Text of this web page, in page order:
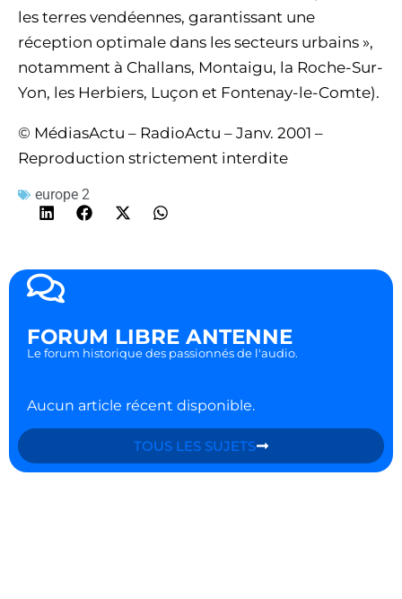
les terres vendéennes, garantissant une
réception optimale dans les secteurs urbains »,
notamment à Challans, Montaigu, la Roche-Sur-
Yon, les Herbiers, Luçon et Fontenay-le-Comte).
© MédiasActu – RadioActu – Janv. 2001 –
Reproduction strictement interdite
europe 2
FORUM LIBRE ANTENNE
Le forum historique des passionnés de l'audio.
Aucun article récent disponible.
TOUS LES SUJETS